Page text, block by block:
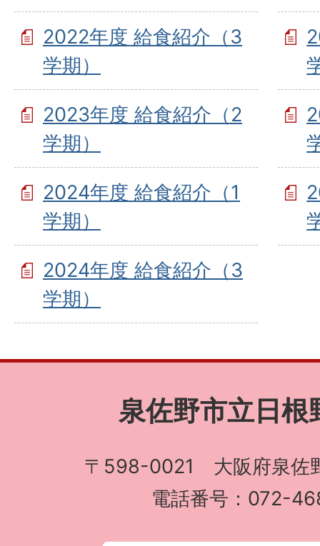
2022年度 給食紹介（3
学期）
2023年度 給食紹介（2
学期）
2024年度 給食紹介（1
学期）
2024年度 給食紹介（3
学期）
泉佐野市立日根
〒598-0021 大阪府泉佐
電話番号：072-